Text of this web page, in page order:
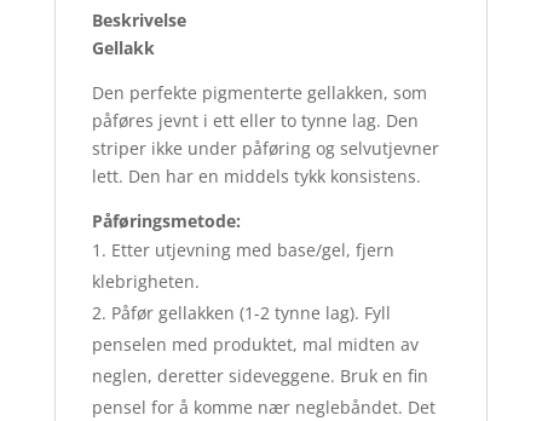
Beskrivelse
Gellakk
Den perfekte pigmenterte gellakken, som
påføres jevnt i ett eller to tynne lag. Den
striper ikke under påføring og selvutjevner
lett. Den har en middels tykk konsistens.
Påføringsmetode:
Etter utjevning med base/gel, fjern
klebrigheten.
Påfør gellakken (1-2 tynne lag). Fyll
penselen med produktet, mal midten av
neglen, deretter sideveggene. Bruk en fin
pensel for å komme nær neglebåndet. Det